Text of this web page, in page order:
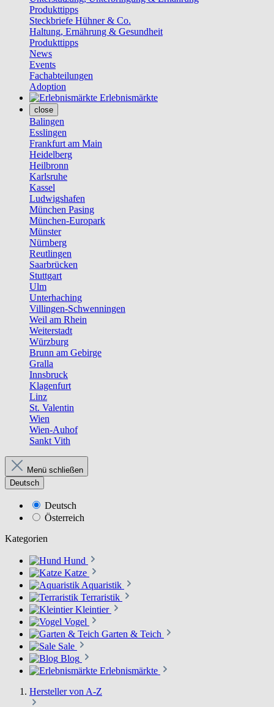
Produkttipps
Steckbriefe Hühner & Co.
Haltung, Ernährung & Gesundheit
Produkttipps
News
Events
Fachabteilungen
Adoption
Erlebnismärkte
close
Balingen
Esslingen
Frankfurt am Main
Heidelberg
Heilbronn
Karlsruhe
Kassel
Ludwigshafen
München Pasing
München-Europark
Münster
Nürnberg
Reutlingen
Saarbrücken
Stuttgart
Ulm
Unterhaching
Villingen-Schwenningen
Weil am Rhein
Weiterstadt
Würzburg
Brunn am Gebirge
Gralla
Innsbruck
Klagenfurt
Linz
St. Valentin
Wien
Wien-Auhof
Sankt Vith
Menü schließen
Deutsch
Deutsch
Österreich
Kategorien
Hund
Katze
Aquaristik
Terraristik
Kleintier
Vogel
Garten & Teich
Sale
Blog
Erlebnismärkte
Hersteller von A-Z